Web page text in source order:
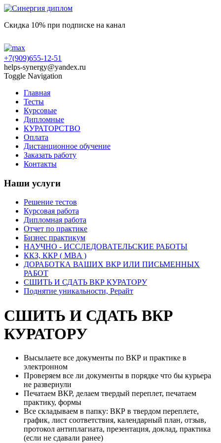
Скидка 10% при подписке на канал
+7(909)655-12-51
helps-synergy@yandex.ru
Toggle Navigation
Главная
Тесты
Курсовые
Дипломные
КУРАТОРСТВО
Оплата
Дистанционное обучение
Заказать работу
Контакты
Наши услуги
Решение тестов
Курсовая работа
Дипломная работа
Отчет по практике
Бизнес практикум
НАУЧНО - ИССЛЕДОВАТЕЛЬСКИЕ РАБОТЫ
ККЗ, ККР ( MBA )
ДОРАБОТКА ВАШИХ ВКР ИЛИ ПИСЬМЕННЫХ
РАБОТ
СШИТЬ И СДАТЬ ВКР КУРАТОРУ
Поднятие уникальности, Рерайт
СШИТЬ И СДАТЬ ВКР
КУРАТОРУ
Высылаете все документы по ВКР и практике в
электронном
Проверяем все ли документы в порядке что бы курьера
не развернули
Печатаем ВКР, делаем твердый переплет, печатаем
практику, формы
Все складываем в папку: ВКР в твердом переплете,
график, лист соответствия, календарный план, отзыв,
протокол антиплагиата, презентация, доклад, практика
(если не сдавали ранее)